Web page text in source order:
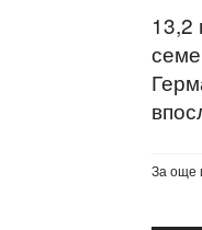
13,2
За още